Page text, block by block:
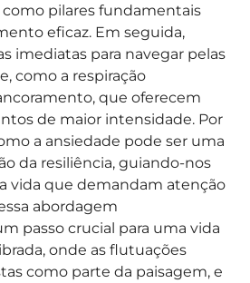
como pilares fundamentais
eficaz. Em seguida,
imediatas para navegar pelas
como a respiração
que oferecem
de maior intensidade. Por
a ansiedade pode ser uma
da resiliência, guiando-nos
vida que demandam atenção
abordagem
passo crucial para uma vida
onde as flutuações
como parte da paisagem, e